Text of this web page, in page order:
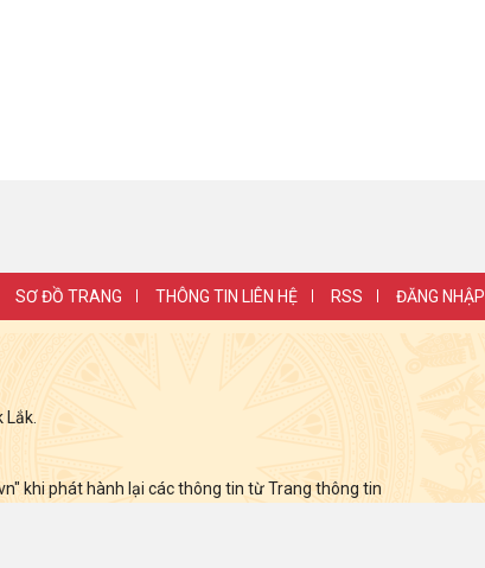
SƠ ĐỒ TRANG THÔNG TIN LIÊN HỆ RSS ĐĂNG NHẬP
khi phát hành lại các thông tin từ Trang thông tin